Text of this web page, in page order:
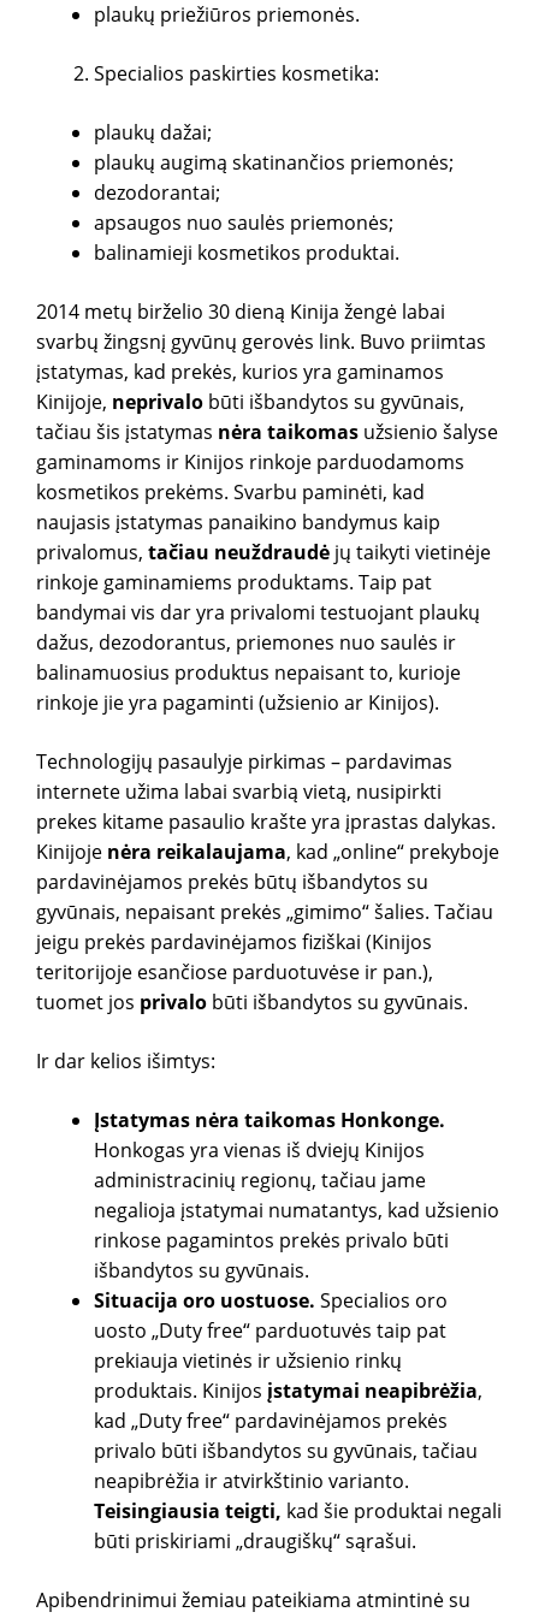
plaukų priežiūros priemonės.
Specialios paskirties kosmetika:
plaukų dažai;
plaukų augimą skatinančios priemonės;
dezodorantai;
apsaugos nuo saulės priemonės;
balinamieji kosmetikos produktai.
2014 metų birželio 30 dieną Kinija žengė labai
svarbų žingsnį gyvūnų gerovės link. Buvo priimtas
įstatymas, kad prekės, kurios yra gaminamos
Kinijoje, neprivalo būti išbandytos su gyvūnais,
tačiau šis įstatymas nėra taikomas užsienio šalyse
gaminamoms ir Kinijos rinkoje parduodamoms
kosmetikos prekėms. Svarbu paminėti, kad
naujasis įstatymas panaikino bandymus kaip
privalomus, tačiau neuždraudė jų taikyti vietinėje
rinkoje gaminamiems produktams. Taip pat
bandymai vis dar yra privalomi testuojant plaukų
dažus, dezodorantus, priemones nuo saulės ir
balinamuosius produktus nepaisant to, kurioje
rinkoje jie yra pagaminti (užsienio ar Kinijos).
Technologijų pasaulyje pirkimas – pardavimas
internete užima labai svarbią vietą, nusipirkti
prekes kitame pasaulio krašte yra įprastas dalykas.
Kinijoje nėra reikalaujama, kad „online“ prekyboje
pardavinėjamos prekės būtų išbandytos su
gyvūnais, nepaisant prekės „gimimo“ šalies. Tačiau
jeigu prekės pardavinėjamos fiziškai (Kinijos
teritorijoje esančiose parduotuvėse ir pan.),
tuomet jos privalo būti išbandytos su gyvūnais.
Ir dar kelios išimtys:
Įstatymas nėra taikomas Honkonge.
Honkogas yra vienas iš dviejų Kinijos
administracinių regionų, tačiau jame
negalioja įstatymai numatantys, kad užsienio
rinkose pagamintos prekės privalo būti
išbandytos su gyvūnais.
Situacija oro uostuose. Specialios oro
uosto „Duty free“ parduotuvės taip pat
prekiauja vietinės ir užsienio rinkų
produktais. Kinijos įstatymai neapibrėžia,
kad „Duty free“ pardavinėjamos prekės
privalo būti išbandytos su gyvūnais, tačiau
neapibrėžia ir atvirkštinio varianto.
Teisingiausia teigti, kad šie produktai negali
būti priskiriami „draugiškų“ sąrašui.
Apibendrinimui žemiau pateikiama atmintinė su